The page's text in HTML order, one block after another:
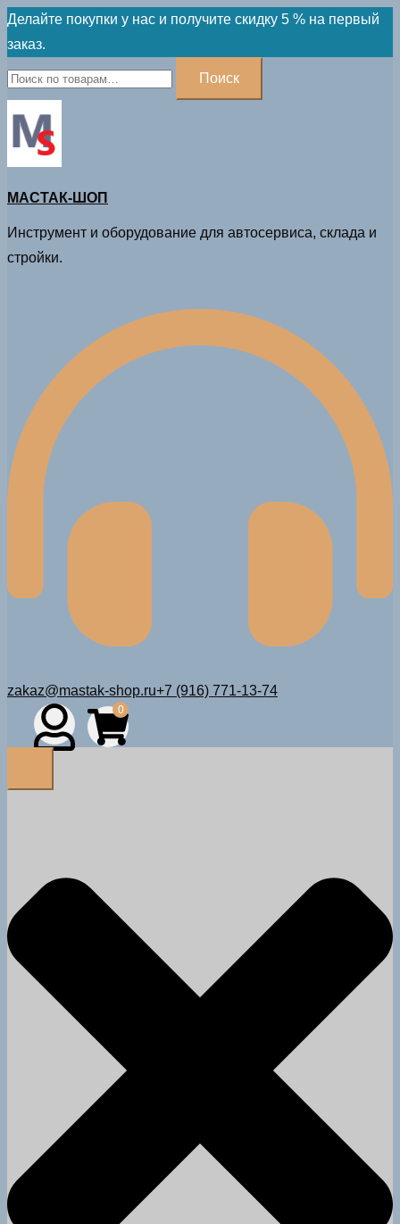
Skip
to
content
Делайте покупки у нас и получите скидку 5 % на первый
заказ.
Искать:
Поиск
МАСТАК-ШОП
Инструмент и оборудование для автосервиса, склада и
стройки.
zakaz@mastak-shop.ru+7 (916) 771-13-74
0